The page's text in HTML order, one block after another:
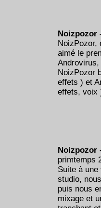
Noizpozor
NoizPozor,
aimé le
NoizPozor
effets ) et
effets, voix
Noizpozor
primtemps
Suite à
studio,
puis nous
mixage et